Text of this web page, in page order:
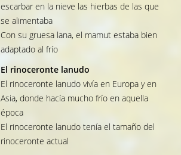
escarbar en la nieve las hierbas de las que
se alimentaba
Con su gruesa lana, el mamut estaba bien
adaptado al frío
El rinoceronte lanudo
El rinoceronte lanudo vivía en Europa y en
Asia, donde hacía mucho frío en aquella
época
El rinoceronte lanudo tenía el tamaño del
rinoceronte actual